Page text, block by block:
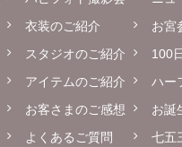
衣装のご紹介
スタジオのご紹介
アイテムのご紹介
お客さまのご感想
よくあるご質問
お宮
100
ハー
お誕
七五